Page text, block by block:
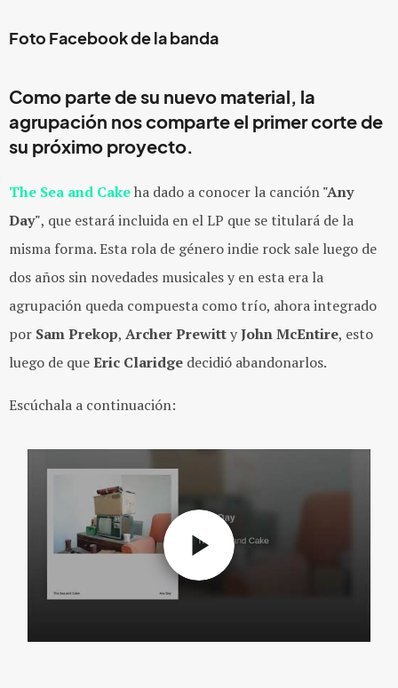
Foto Facebook de la banda
Como parte de su nuevo material, la
agrupación nos comparte el primer corte de
su próximo proyecto.
The Sea and Cakeha dado a conocer la canción"Any
Day", que estará incluida en el LP que se titulará de la
misma forma. Esta rola de género indie rock sale luego de
dos años sin novedades musicales y en esta era la
agrupación queda compuesta como trío, ahora integrado
por Sam Prekop, Archer PrewittyJohn McEntire, esto
luego de queEric Claridge decidió abandonarlos.
Escúchala a continuación: